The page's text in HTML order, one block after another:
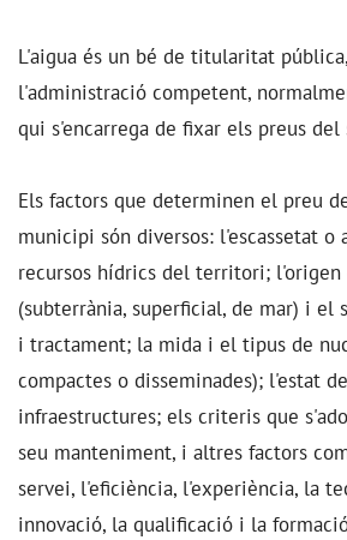
L'aigua és un bé de titularitat
l'administració competent,
qui s'encarrega de fixar els preus del
Els factors que determinen el preu
municipi són diversos: l'escassetat o
recursos hídrics del territori; l'origen
(subterrània, superficial, de mar) i el
i tractament; la mida i el tipus de
compactes o disseminades); l'estat
infraestructures; els criteris que
seu manteniment, i altres factors
servei, l'eficiència, l'experiència, la
innovació, la qualificació i la